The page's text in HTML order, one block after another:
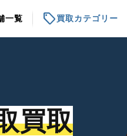
一覧 sell買取カテゴリー
買取